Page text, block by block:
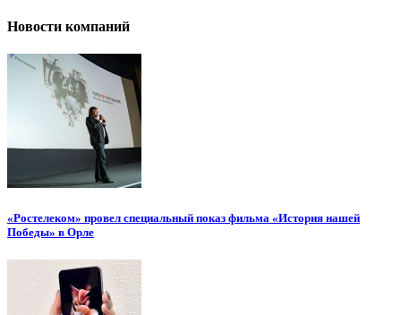
Новости компаний
«Ростелеком» провел специальный показ фильма «История нашей
Победы» в Орле